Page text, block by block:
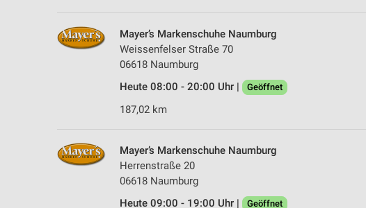
Mayer’s Markenschuhe Naumburg
Weissenfelser Straße 70
06618 Naumburg
Heute 08:00 - 20:00 Uhr |
Geöffnet
187,02 km
Mayer’s Markenschuhe Naumburg
Herrenstraße 20
06618 Naumburg
Heute 09:00 - 19:00 Uhr |
Geöffnet